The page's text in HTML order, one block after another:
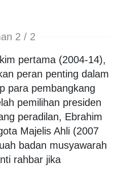
2 / 2
pertama (2004-14),
peran penting dalam
para pembangkang
pemilihan presiden
peradilan, Ebrahim
Majelis Ahli (2007
badan musyawarah
rahbar jika